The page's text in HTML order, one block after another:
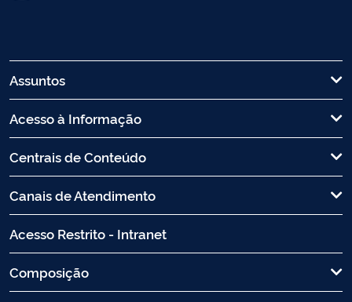
Assuntos
Acesso à Informação
Centrais de Conteúdo
Canais de Atendimento
Acesso Restrito - Intranet
Composição